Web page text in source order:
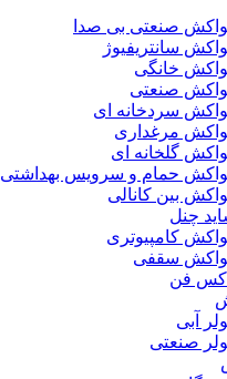
صنعتی بی صدا
سانتریفیوژ
خانگی
صنعتی
سردخانه ای
مرغداری
گلخانه ای
حمام و سرویس بهداشتی
بین کانالی
چنل
کامپیوتری
سقفی
فن
آبی
صنعتی